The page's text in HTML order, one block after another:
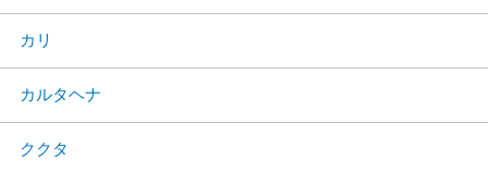
カリ
カルタヘナ
ククタ